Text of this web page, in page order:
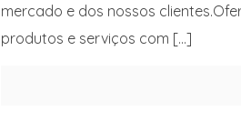
mercado e dos nossos
produtos e serviços com […]